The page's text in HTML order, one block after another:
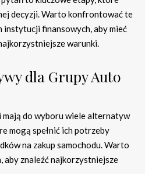
decyzji. Warto konfrontować te
finansowych, aby mieć
warunki.
dla Grupy Auto
mają do wyboru wiele alternatyw
mogą spełnić ich potrzeby
na zakup samochodu. Warto
aby znaleźć najkorzystniejsze